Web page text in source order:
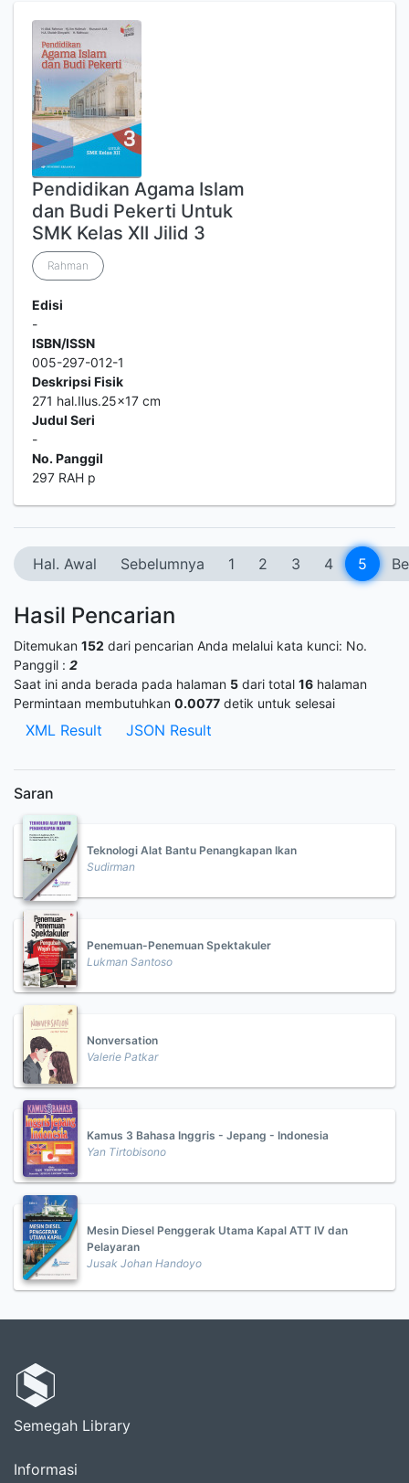
Pendidikan Agama Islam
dan Budi Pekerti Untuk
SMK Kelas XII Jilid 3
Rahman
Edisi
-
ISBN/ISSN
005-297-012-1
Deskripsi Fisik
271 hal.Ilus.25x17 cm
Judul Seri
-
No. Panggil
297 RAH p
Hal. Awal Sebelumnya 1 2 3 4 5
Hasil Pencarian
Ditemukan 152 dari pencarian Anda melalui kata kunci: No.
Panggil : 2
Saat ini anda berada pada halaman 5 dari total 16 halaman
Permintaan membutuhkan 0.0077 detik untuk selesai
XML Result JSON Result
Saran
Teknologi Alat Bantu Penangkapan Ikan
Sudirman
Penemuan-Penemuan Spektakuler
Lukman Santoso
Nonversation
Valerie Patkar
Kamus 3 Bahasa Inggris - Jepang - Indonesia
Yan Tirtobisono
Mesin Diesel Penggerak Utama Kapal ATT IV dan
Pelayaran
Jusak Johan Handoyo
Semegah Library
Informasi